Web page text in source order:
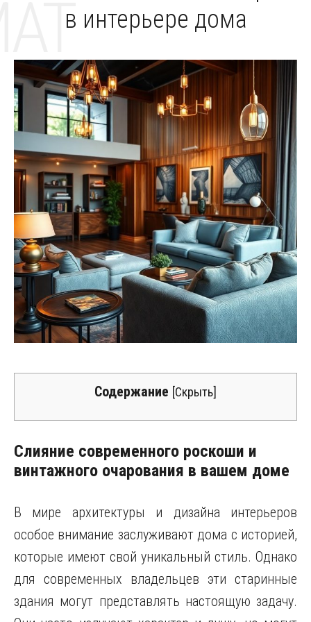
в интерьере дома
Содержание [Скрыть]
Слияние современного роскоши и
винтажного очарования в вашем доме
В мире архитектуры и дизайна интерьеров
особое внимание заслуживают дома с историей,
которые имеют свой уникальный стиль. Однако
для современных владельцев эти старинные
здания могут представлять настоящую задачу.